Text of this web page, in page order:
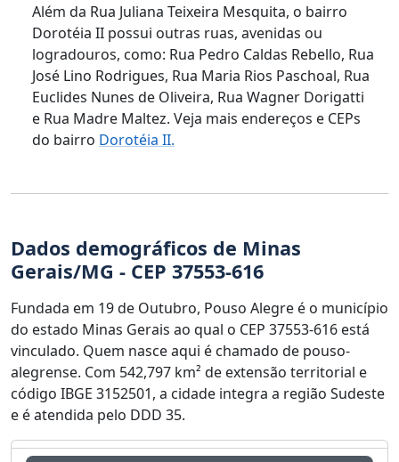
Além da Rua Juliana Teixeira Mesquita, o bairro
Dorotéia II possui outras ruas, avenidas ou
logradouros, como: Rua Pedro Caldas Rebello, Rua
José Lino Rodrigues, Rua Maria Rios Paschoal, Rua
Euclides Nunes de Oliveira, Rua Wagner Dorigatti
e Rua Madre Maltez. Veja mais endereços e CEPs
do bairro Dorotéia II.
Dados demográficos de Minas
Gerais/MG - CEP 37553-616
Fundada em 19 de Outubro, Pouso Alegre é o município
do estado Minas Gerais ao qual o CEP 37553-616 está
vinculado. Quem nasce aqui é chamado de pouso-
alegrense. Com 542,797 km² de extensão territorial e
código IBGE 3152501, a cidade integra a região Sudeste
e é atendida pelo DDD 35.